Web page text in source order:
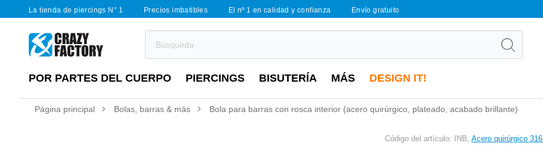
La tienda de piercings N° 1 Precios imbatibles El nº 1 en calidad y confianza Envío gratuito
POR PARTES DEL CUERPO PIERCINGS BISUTERÍA MÁS DESIGN IT!
Página principal Bolas, barras & más Bola para barras con rosca interior (acero quirúrgico, plateado, acabado brillante)
Código del artículo: INB,Acero quirúrgico 316L